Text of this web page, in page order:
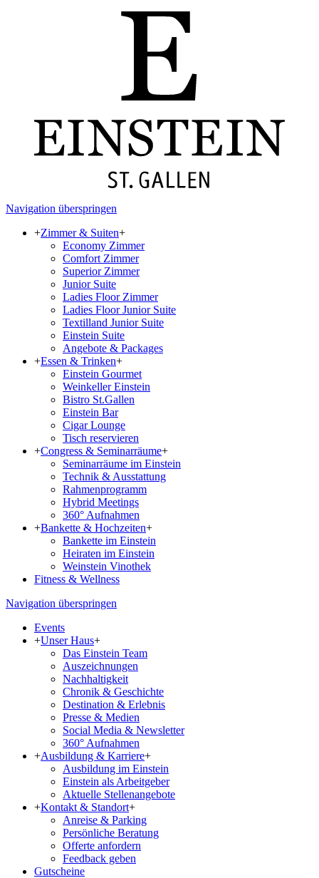
Navigation überspringen
+Zimmer & Suiten+
Economy Zimmer
Comfort Zimmer
Superior Zimmer
Junior Suite
Ladies Floor Zimmer
Ladies Floor Junior Suite
Textilland Junior Suite
Einstein Suite
Angebote & Packages
+Essen & Trinken+
Einstein Gourmet
Weinkeller Einstein
Bistro St.Gallen
Einstein Bar
Cigar Lounge
Tisch reservieren
+Congress & Seminarräume+
Seminarräume im Einstein
Technik & Ausstattung
Rahmenprogramm
Hybrid Meetings
360° Aufnahmen
+Bankette & Hochzeiten+
Bankette im Einstein
Heiraten im Einstein
Weinstein Vinothek
Fitness & Wellness
Navigation überspringen
Events
+Unser Haus+
Das Einstein Team
Aus­zeich­nun­gen
Nachhaltigkeit
Chronik & Geschichte
Destination & Erlebnis
Presse & Medien
Social Media & Newsletter
360° Aufnahmen
+Ausbildung & Karriere+
Ausbildung im Einstein
Einstein als Arbeitgeber
Aktuelle Stellenangebote
+Kontakt & Standort+
Anreise & Parking
Persönliche Beratung
Offerte anfordern
Feedback geben
Gutscheine